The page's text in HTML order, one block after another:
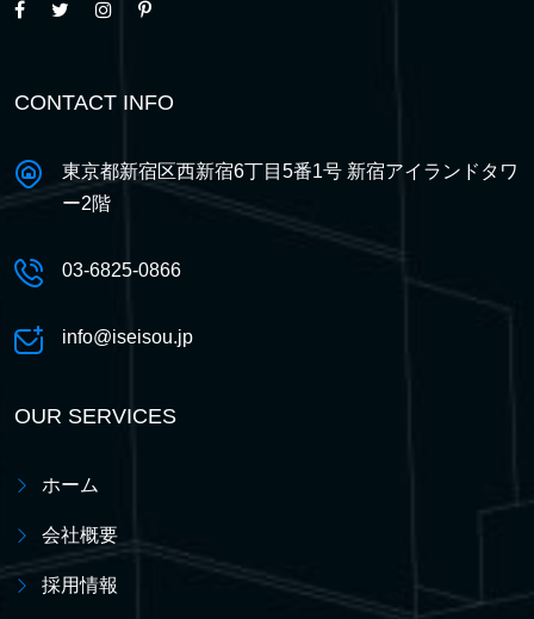
CONTACT INFO
東京都新宿区西新宿6丁目5番1号 新宿アイランドタワ
ー2階
03-6825-0866
info@iseisou.jp
OUR SERVICES
ホーム
会社概要
採用情報